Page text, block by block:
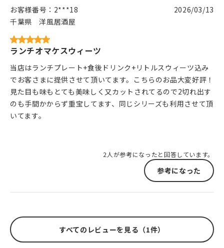
お客様番号： 2***18
千葉県
洋風居酒屋
2026/03/13
ランチオマケスウィーツ
当店はランチプレート+食後ドリンク+リトルスウィーツ込み
でお客さまに提供させて頂いてます。こちらのお品大変好評！
見た目も味もとても美味しく又カットされてるので2切れ出す
のも手間かからず重宝してます、同じシリーズも利用させて頂
いてます。
2人が参考になったと回答しています。
参考になった
すべてのレビューを見る（1件）